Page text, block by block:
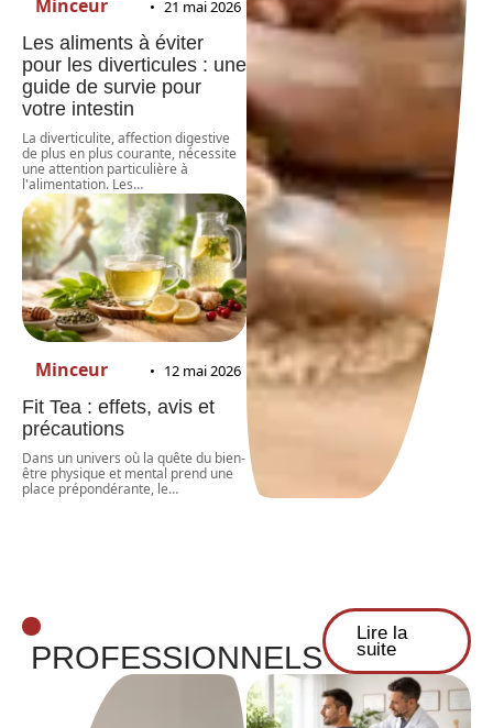
Minceur 21 mai 2026
Les aliments à éviter
pour les diverticules : une
guide de survie pour
votre intestin
La diverticulite, affection digestive
de plus en plus courante, nécessite
une attention particulière à
l'alimentation. Les…
Minceur 12 mai 2026
Fit Tea : effets, avis et
précautions
Dans un univers où la quête du bien-
être physique et mental prend une
place prépondérante, le…
PROFESSIONNELS
Lire la
suite